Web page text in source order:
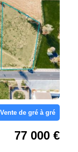
Vente de gré à gré
77 000 €